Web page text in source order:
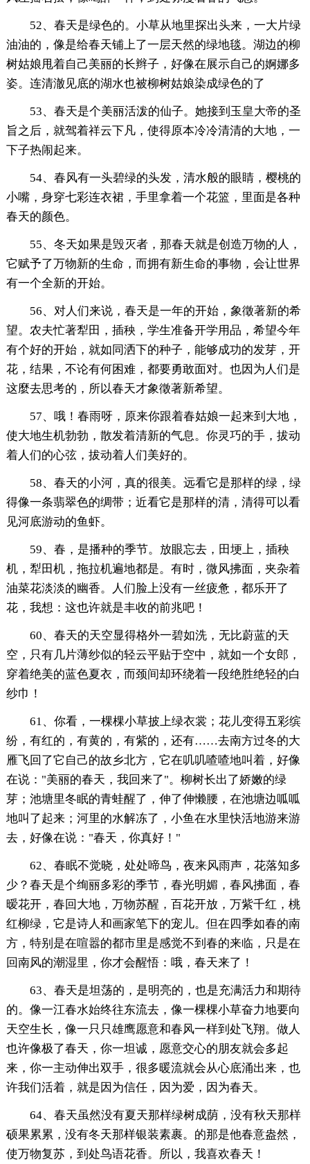
52、春天是绿色的。小草从地里探出头来，一大片绿
油油的，像是给春天铺上了一层天然的绿地毯。湖边的柳
树姑娘甩着自己美丽的长辫子，好像在展示自己的婀娜多
姿。连清澈见底的湖水也被柳树姑娘染成绿色的了
53、春天是个美丽活泼的仙子。她接到玉皇大帝的圣
旨之后，就驾着祥云下凡，使得原本冷冷清清的大地，一
下子热闹起来。
54、春风有一头碧绿的头发，清水般的眼睛，樱桃的
小嘴，身穿七彩连衣裙，手里拿着一个花篮，里面是各种
春天的颜色。
55、冬天如果是毁灭者，那春天就是创造万物的人，
它赋予了万物新的生命，而拥有新生命的事物，会让世界
有一个全新的开始。
56、对人们来说，春天是一年的开始，象徵著新的希
望。农夫忙著犁田，插秧，学生准备开学用品，希望今年
有个好的开始，就如同洒下的种子，能够成功的发芽，开
花，结果，不论有何困难，都要勇敢面对。也因为人们是
这麼去思考的，所以春天才象徵著新希望。
57、哦！春雨呀，原来你跟着春姑娘一起来到大地，
使大地生机勃勃，散发着清新的气息。你灵巧的手，拔动
着人们的心弦，拔动着人们美好的。
58、春天的小河，真的很美。远看它是那样的绿，绿
得像一条翡翠色的绸带；近看它是那样的清，清得可以看
见河底游动的鱼虾。
59、春，是播种的季节。放眼忘去，田埂上，插秧
机，犁田机，拖拉机遍地都是。有时，微风拂面，夹杂着
油菜花淡淡的幽香。人们脸上没有一丝疲惫，都乐开了
花，我想：这也许就是丰收的前兆吧！
60、春天的天空显得格外一碧如洗，无比蔚蓝的天
空，只有几片薄纱似的轻云平贴于空中，就如一个女郎，
穿着绝美的蓝色夏衣，而颈间却环绕着一段绝胜绝轻的白
纱巾！
61、你看，一棵棵小草披上绿衣裳；花儿变得五彩缤
纷，有红的，有黄的，有紫的，还有……去南方过冬的大
雁飞回了它自己的故乡北方，它在叽叽喳喳地叫着，好像
在说："美丽的春天，我回来了"。柳树长出了娇嫩的绿
芽；池塘里冬眠的青蛙醒了，伸了伸懒腰，在池塘边呱呱
地叫了起来；河里的水解冻了，小鱼在水里快活地游来游
去，好像在说："春天，你真好！"
62、春眠不觉晓，处处啼鸟，夜来风雨声，花落知多
少？春天是个绚丽多彩的季节，春光明媚，春风拂面，春
暧花开，春回大地，万物苏醒，百花开放，万紫千红，桃
红柳绿，它是诗人和画家笔下的宠儿。但在四季如春的南
方，特别是在喧嚣的都市里是感觉不到春的来临，只是在
回南风的潮湿里，你才会醒悟：哦，春天来了！
63、春天是坦荡的，是明亮的，也是充满活力和期待
的。像一江春水始终往东流去，像一棵棵小草奋力地要向
天空生长，像一只只雄鹰愿意和春风一样到处飞翔。做人
也许像极了春天，你一坦诚，愿意交心的朋友就会多起
来，你一主动伸出双手，很多暖流就会从心底涌出来，也
许我们活着，就是因为信任，因为爱，因为春天。
64、春天虽然没有夏天那样绿树成荫，没有秋天那样
硕果累累，没有冬天那样银装素裹。的那是他春意盎然，
使万物复苏，到处鸟语花香。所以，我喜欢春天！